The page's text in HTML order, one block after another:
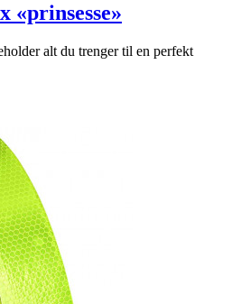
«prinsesse»
alt du trenger til en perfekt